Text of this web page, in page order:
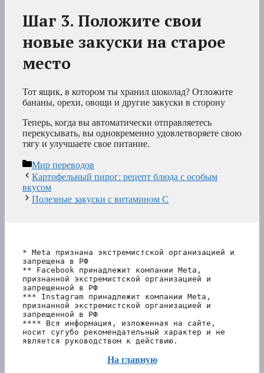
Шаг 3. Положите свои
новые закуски на старое
место
Тот ящик, в котором ты хранил шоколад? Отложите
бананы, орехи, овощи и другие закуски в сторону
Теперь, когда вы автоматически отправляетесь
перекусывать, вы одновременно удовлетворяете свою
тягу и улучшаете свое питание.
Рубрики
Мир переводов
Картофельный пирог: рецепт блюда с особым
вкусом
Полезные закуски с витамином С
* Meta признана экстремистской организацией и
запрещена в РФ
** Facebook принадлежит компании Meta,
признанной экстремистской организацией и
запрещенной в РФ
*** Instagram принадлежит компании Meta,
признанной экстремистской организацией и
запрещенной в РФ
**** Вся информация, изложенная на сайте,
носит сугубо рекомендательный характер и не
является руководством к действию.
На главную